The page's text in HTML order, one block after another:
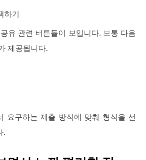
하기
유 관련 버튼들이 보입니다. 보통 다음
제공됩니다.
요구하는 제출 방식에 맞춰 형식을 선
.